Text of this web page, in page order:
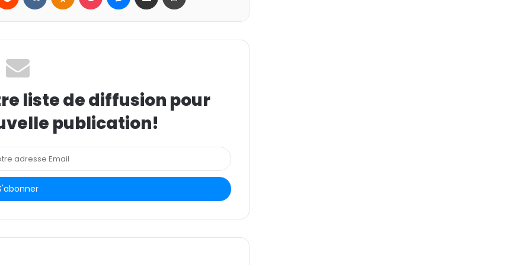
liste de diffusion pour
publication!